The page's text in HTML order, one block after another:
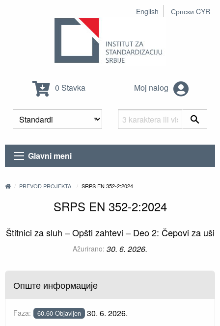
English Српски CYR
0 Stavka Moj nalog
Glavni meni
PREVOD PROJEKTA SRPS EN 352-2:2024
SRPS EN 352-2:2024
Štitnici za sluh – Opšti zahtevi – Deo 2: Čepovi za uši
Ažurirano: 30. 6. 2026.
Опште информације
Faza: 60.60 Objavljen 30. 6. 2026.